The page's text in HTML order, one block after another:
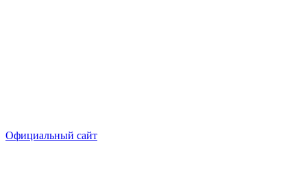
Официальный сайт